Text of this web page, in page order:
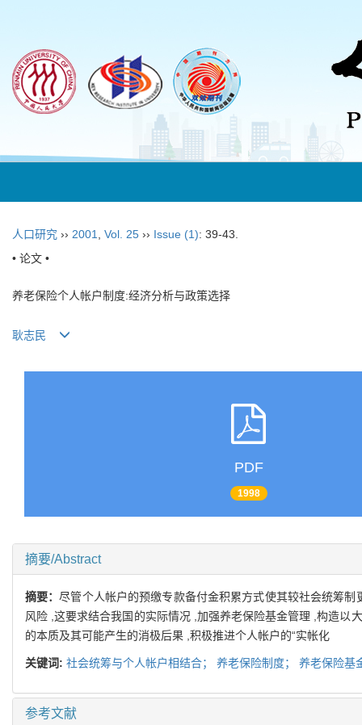
人口研究 ›› 2001 Vol. 25 ›› Issue (1): 39-43.
• 论文 •
养老保险个人帐户制度:经济分析与政策选择
耿志民
PDF
1998
摘要/Abstract
摘要：尽管个人帐户的预缴专款备付金积累方式使其较社会统筹
风险 ,这要求结合我国的实际情况 ,加强养老保险基金管理 ,构造以
的本质及其可能产生的消极后果 ,积极推进个人帐户的“实帐化
关键词: 社会统筹与个人帐户相结合； 养老保险制度； 养老保险基
参考文献